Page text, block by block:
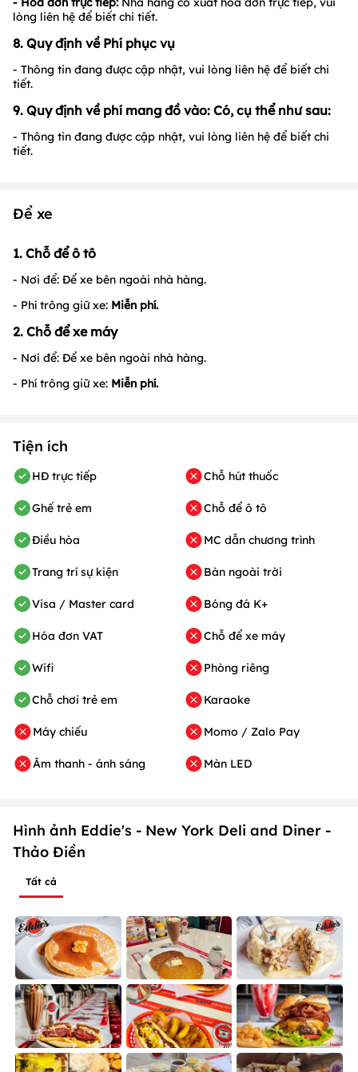
lòng liên hệ để biết chi tiết.
8. Quy định về Phí phục vụ
- Thông tin đang được cập nhật, vui lòng liên hệ để biết chi
tiết.
9. Quy định về phí mang đồ vào: Có, cụ thể như sau:
- Thông tin đang được cập nhật, vui lòng liên hệ để biết chi
tiết.
Để xe
1. Chỗ để ô tô
- Nơi để: Để xe bên ngoài nhà hàng.
- Phí trông giữ xe: Miễn phí.
2. Chỗ để xe máy
- Nơi để: Để xe bên ngoài nhà hàng.
- Phí trông giữ xe: Miễn phí.
Tiện ích
HĐ trực tiếp
Ghế trẻ em
Điều hòa
Trang trí sự kiện
Visa / Master card
Hóa đơn VAT
Wifi
Chỗ chơi trẻ em
Máy chiếu
Âm thanh - ánh sáng
Chỗ hút thuốc
Chỗ để ô tô
MC dẫn chương trình
Bàn ngoài trời
Bóng đá K+
Chỗ để xe máy
Phòng riêng
Karaoke
Momo / Zalo Pay
Màn LED
Hình ảnh Eddie's - New York Deli and Diner -
Thảo Điền
Tất cả